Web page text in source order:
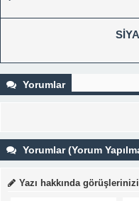
Yorumlar
Yorumlar (Yorum
Yazı hakkında